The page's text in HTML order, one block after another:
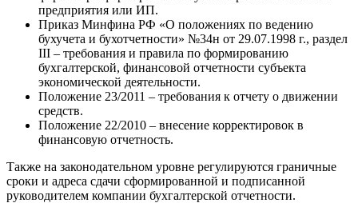
предприятия или ИП.
Приказ Минфина РФ «О положениях по ведению
бухучета и бухотчетности» №34н от 29.07.1998 г., раздел
III – требования и правила по формированию
бухгалтерской, финансовой отчетности субъекта
экономической деятельности.
Положение 23/2011 – требования к отчету о движении
средств.
Положение 22/2010 – внесение корректировок в
финансовую отчетность.
Также на законодательном уровне регулируются граничные
сроки и адреса сдачи сформированной и подписанной
руководителем компании бухгалтерской отчетности.